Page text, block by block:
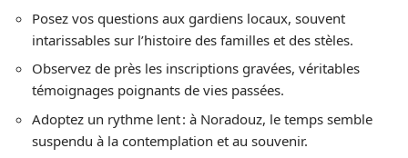
Posez vos questions aux gardiens locaux, souvent
intarissables sur l’histoire des familles et des stèles.
Observez de près les inscriptions gravées, véritables
témoignages poignants de vies passées.
Adoptez un rythme lent : à Noradouz, le temps semble
suspendu à la contemplation et au souvenir.